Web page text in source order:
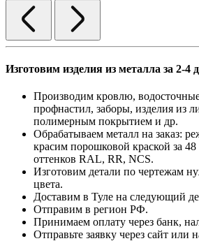
Изготовим изделия из металла за 2-4
Производим кровлю,
профнастил, заборы, изделия из
полимерным покрытием и др.
Обрабатываем металл на заказ:
красим порошковой краской за
оттенков RAL, RR, NCS.
Изготовим детали по чертежам
цвета.
Доставим в Туле на следующий
Отправим в регион РФ.
Принимаем оплату через банк,
Отправьте заявку через сайт или